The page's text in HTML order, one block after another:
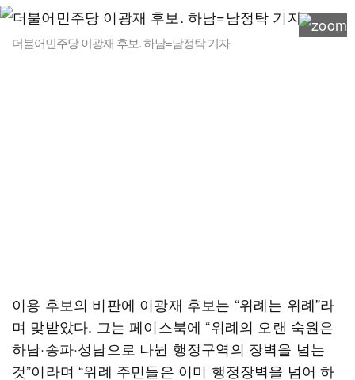
더불어민주당 이광재 후보. 하남=남정탁 기자
이용 후보의 비판에 이광재 후보는 “위례는 위례”라
며 맞받았다. 그는 페이스북에 “위례의 오랜 숙원은
하남·송파·성남으로 나뉜 행정구역의 장벽을 넘는
것”이라며 “위례 주민들은 이미 행정장벽을 넘어 하